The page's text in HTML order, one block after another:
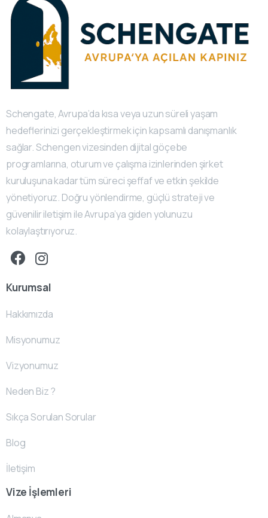
Schengate, Avrupa’da kısa veya uzun süreli yaşam
hedeflerinizi gerçekleştirmek için kapsamlı danışmanlık
sağlar. Schengen vizesinden dijital göçebe
programlarına, oturum ve çalışma izinlerinden şirket
kuruluşuna kadar tüm süreci şeffaf ve etkin şekilde
yönetiyoruz. Doğru yönlendirme, güçlü strateji ve
güvenilir iletişim ile Avrupa’ya giden yolunuzu
kolaylaştırıyoruz.
Kurumsal
Hakkımızda
Misyonumuz
Vizyonumuz
Neden Biz ?
Sıkça Sorulan Sorular
Blog
İletişim
Vize İşlemleri